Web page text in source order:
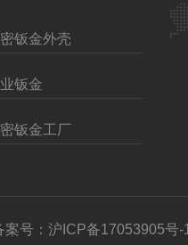
钣金外壳
钣金
钣金工厂
案号：沪ICP备17053905号-1